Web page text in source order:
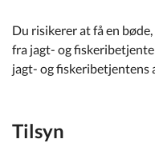
Du risikerer at få en
fra jagt- og
jagt- og fiskeribetjentens
Tilsyn